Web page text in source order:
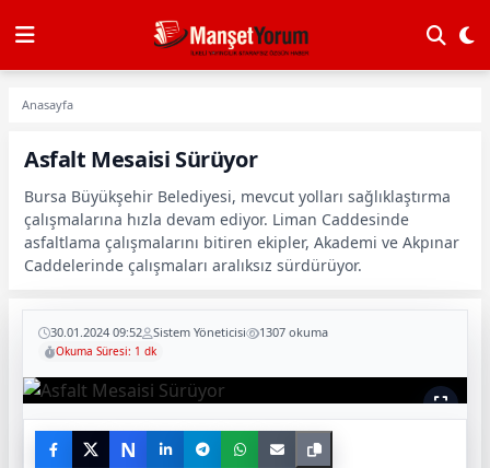
Anasayfa
Asfalt Mesaisi Sürüyor
Bursa Büyükşehir Belediyesi, mevcut yolları sağlıklaştırma
çalışmalarına hızla devam ediyor. Liman Caddesinde
asfaltlama çalışmalarını bitiren ekipler, Akademi ve Akpınar
Caddelerinde çalışmaları aralıksız sürdürüyor.
30.01.2024 09:52 Sistem Yöneticisi 1307 okuma
Okuma Süresi: 1 dk
N